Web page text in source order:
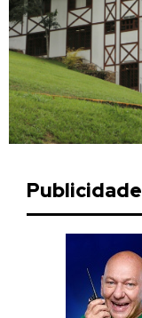
Publicidade